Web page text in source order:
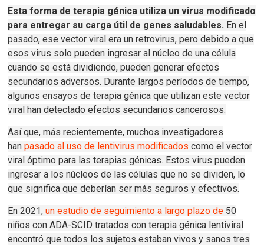
Esta forma de terapia génica utiliza un virus modificado
para entregar su carga útil de genes saludables. En el
pasado, ese vector viral era un retrovirus, pero debido a que
esos virus solo pueden ingresar al núcleo de una célula
cuando se está dividiendo, pueden generar efectos
secundarios adversos. Durante largos períodos de tiempo,
algunos ensayos de terapia génica que utilizan este vector
viral han detectado efectos secundarios cancerosos.
Así que, más recientemente, muchos investigadores
hanpasado al uso de lentivirus modificados como el vector
viral óptimo para las terapias génicas. Estos virus pueden
ingresar a los núcleos de las células que no se dividen, lo
que significa que deberían ser más seguros y efectivos.
En 2021,un estudio de seguimiento a largo plazo de 50
niños con ADA-SCID tratados con terapia génica lentiviral
encontró que todos los sujetos estaban vivos y sanos tres